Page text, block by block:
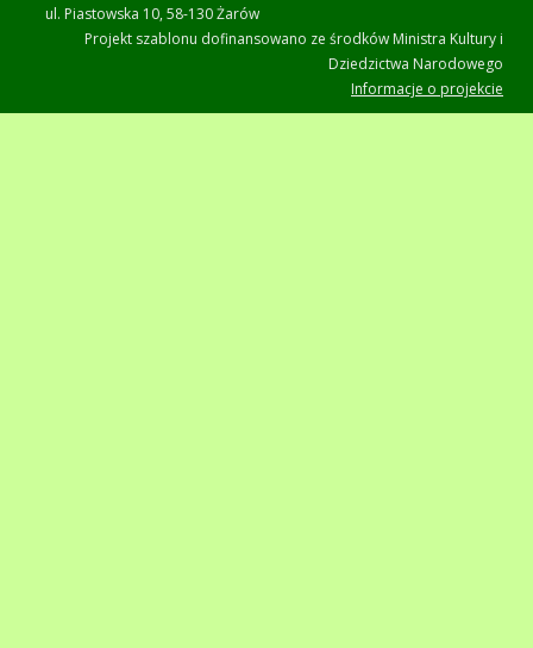
ul. Piastowska 10, 58-130 Żarów
Projekt szablonu dofinansowano ze środków Ministra Kultury i
Dziedzictwa Narodowego
Informacje o projekcie